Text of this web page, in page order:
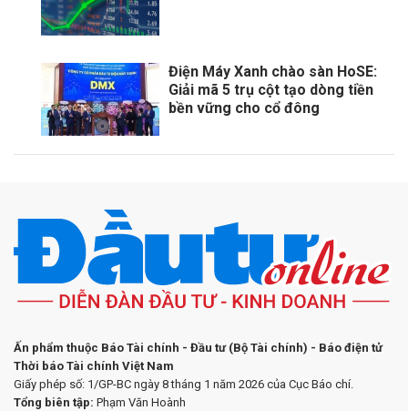
Điện Máy Xanh chào sàn HoSE:
Giải mã 5 trụ cột tạo dòng tiền
bền vững cho cổ đông
Ấn phẩm thuộc Báo Tài chính - Đầu tư (Bộ Tài chính) - Báo điện tử
Thời báo Tài chính Việt Nam
Giấy phép số: 1/GP-BC ngày 8 tháng 1 năm 2026 của Cục Báo chí.
Tổng biên tập: Phạm Văn Hoành